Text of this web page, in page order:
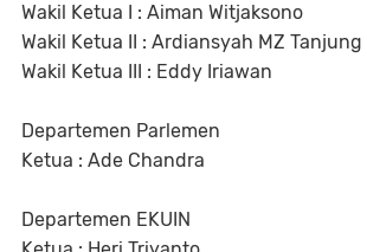
Wakil Ketua I : Aiman Witjaksono
Wakil Ketua II : Ardiansyah MZ Tanjung
Wakil Ketua III : Eddy Iriawan
Departemen Parlemen
Ketua : Ade Chandra
Departemen EKUIN